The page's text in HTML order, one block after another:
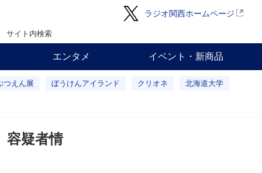
ラジオ関西ホームページ
サイト内検索
エンタメ イベント・新商品
つえん展 ぼうけんアイランド クリオネ 北海道大学
容疑者情